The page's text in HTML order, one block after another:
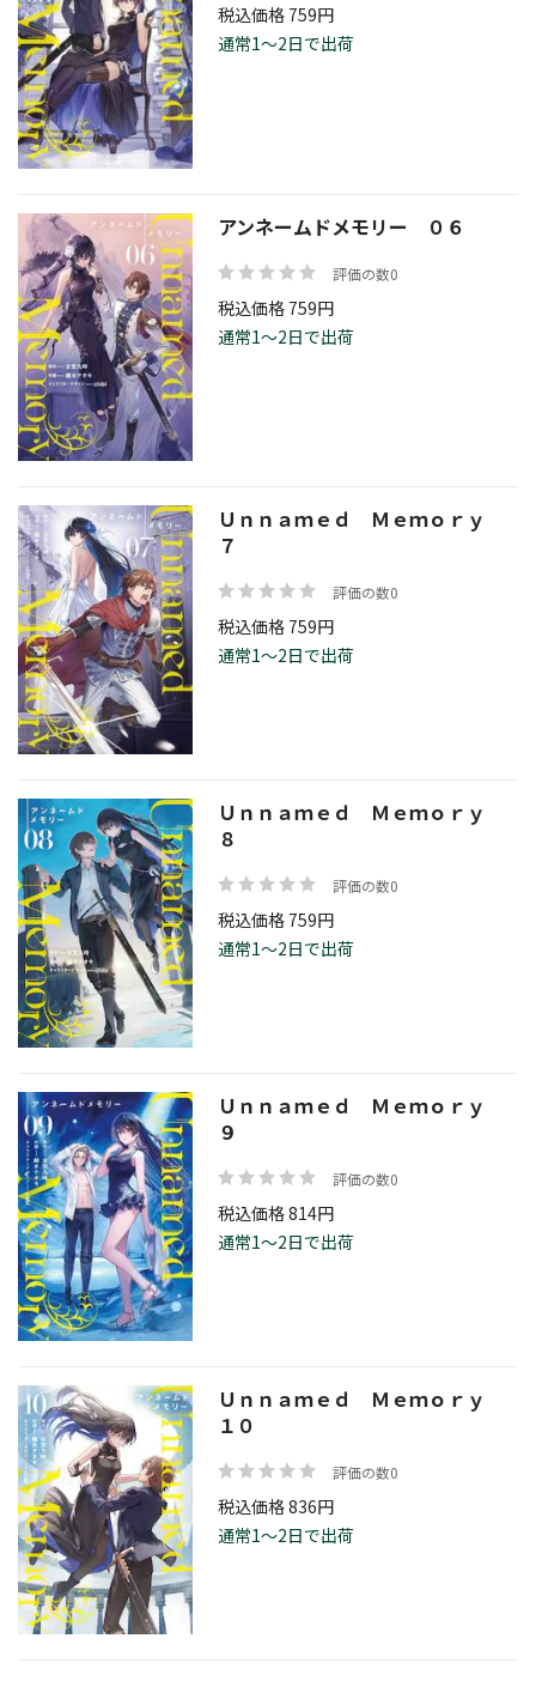
税込価格 759円
通常1～2日で出荷
アンネームドメモリー ０６
評価の数0
税込価格 759円
通常1～2日で出荷
Ｕｎｎａｍｅｄ Ｍｅｍｏｒｙ
７
評価の数0
税込価格 759円
通常1～2日で出荷
Ｕｎｎａｍｅｄ Ｍｅｍｏｒｙ
８
評価の数0
税込価格 759円
通常1～2日で出荷
Ｕｎｎａｍｅｄ Ｍｅｍｏｒｙ
９
評価の数0
税込価格 814円
通常1～2日で出荷
Ｕｎｎａｍｅｄ Ｍｅｍｏｒｙ
１０
評価の数0
税込価格 836円
通常1～2日で出荷